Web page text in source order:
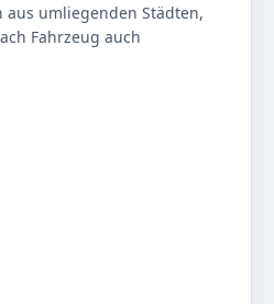
umliegenden Städten,
Fahrzeug auch